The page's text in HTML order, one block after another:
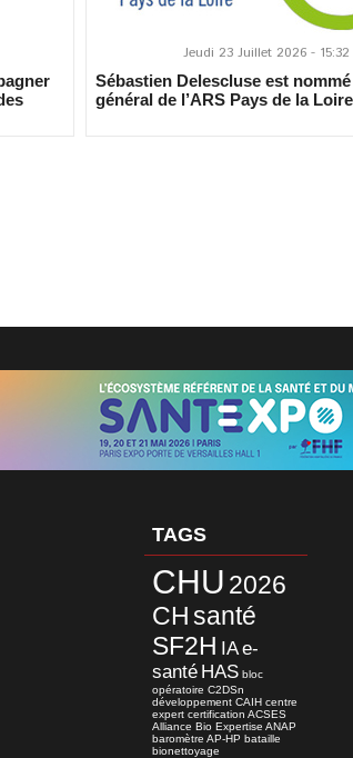
Jeudi 23 Juillet 2026 - 15:32
Sébastien Delescluse est
général de l’ARS Pays de la Loire
TAGS
CHU 2026
CHsanté
SF2H IAe-
santé HAS bloc
opératoire C2DSn
développement CAIH centre
expert certification ACSES
Alliance Bio Expertise ANAP
baromètre AP-HP bataille
bionettoyage